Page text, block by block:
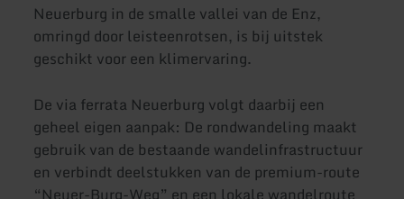
Neuerburg in de smalle vallei van de Enz,
omringd door leisteenrotsen, is bij uitstek
geschikt voor een klimervaring.
De via ferrata Neuerburg volgt daarbij een
geheel eigen aanpak: De rondwandeling maakt
gebruik van de bestaande wandelinfrastructuur
en verbindt deelstukken van de premium-route